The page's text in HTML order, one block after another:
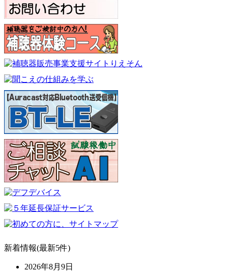
新着情報(最新5件)
2026年8月9日